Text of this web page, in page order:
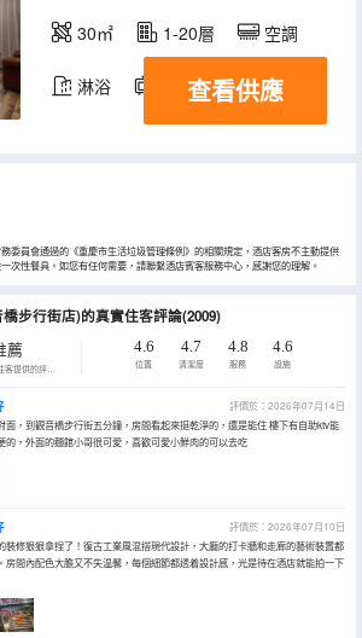
30㎡ 1-20層 空調
淋浴 電視機
查看供應
委員會通過的《重慶市生活垃圾管理條例》的相關規定，酒店客房不主動提供
次性餐具。如您有任何需要，請聯繫酒店賓客服務中心，感謝您的理解。
步行街店)的真實住客評論(2009)
薦
永安旅遊評價由真實酒店住客提供的評價。
4.6
位置
4.7
清潔度
4.8
服務
4.6
設施
評價於：2026年07月14日
面，到觀音橋步行街五分鐘，房間看起來挺乾淨的，還是能住 樓下有自助ktv能
的，外面的麵館小哥很可愛，喜歡可愛小鮮肉的可以去吃
評價於：2026年07月10日
裝修狠狠拿捏了！復古工業風混搭現代設計，大廳的打卡牆和走廊的藝術裝置都
房間內配色大膽又不失温馨，每個細節都透着設計感，光是待在酒店就能拍一下